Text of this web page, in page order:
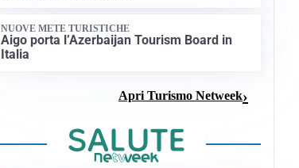
NUOVE METE TURISTICHE
Aigo porta l’Azerbaijan Tourism Board in
Italia
Apri Turismo Netweek